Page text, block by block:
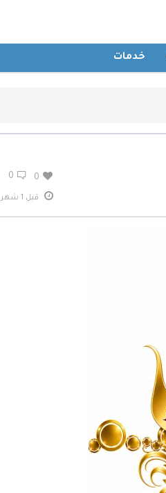
خدمات
0 0
قبل 1 شهر